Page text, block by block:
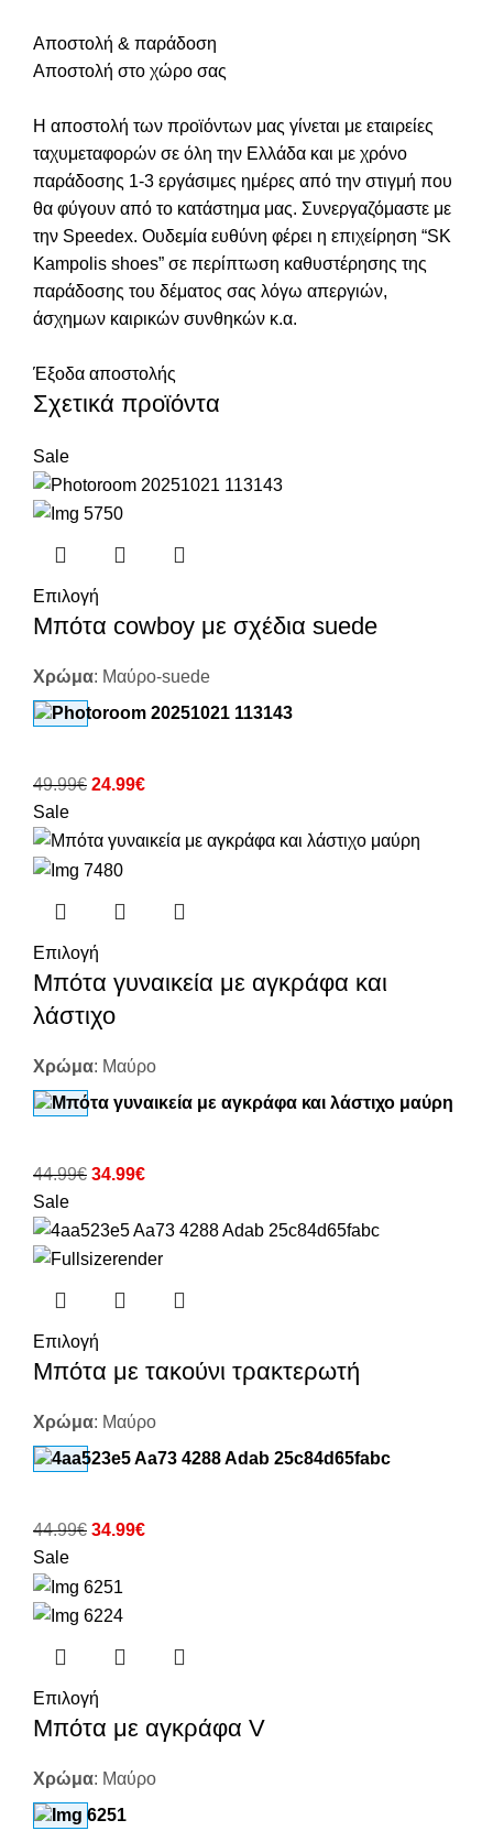
Αποστολή & παράδοση
Αποστολή στο χώρο σας
Η αποστολή των προϊόντων μας γίνεται με εταιρείες
ταχυμεταφορών σε όλη την Ελλάδα και με χρόνο
παράδοσης 1-3 εργάσιμες ημέρες από την στιγμή που
θα φύγουν από το κατάστημα μας. Συνεργαζόμαστε με
την Speedex. Oυδεμία ευθύνη φέρει η επιχείρηση “SK
Kampolis shoes” σε περίπτωση καθυστέρησης της
παράδοσης του δέματος σας λόγω απεργιών,
άσχημων καιρικών συνθηκών κ.α.
Έξοδα αποστολής
Σχετικά προϊόντα
Sale
Επιλογή
Μπότα cowboy με σχέδια suede
Χρώμα: Μαύρο-suede
49.99€ 24.99€
Sale
Επιλογή
Μπότα γυναικεία με αγκράφα και
λάστιχο
Χρώμα: Μαύρο
44.99€ 34.99€
Sale
Επιλογή
Μπότα με τακούνι τρακτερωτή
Χρώμα: Μαύρο
44.99€ 34.99€
Sale
Επιλογή
Μπότα με αγκράφα V
Χρώμα: Μαύρο